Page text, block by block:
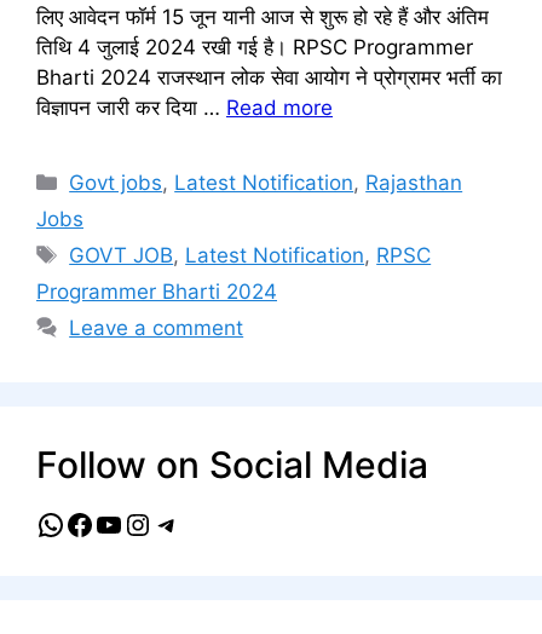
लिए आवेदन फॉर्म 15 जून यानी आज से शुरू हो रहे हैं और अंतिम
तिथि 4 जुलाई 2024 रखी गई है। RPSC Programmer
Bharti 2024 राजस्थान लोक सेवा आयोग ने प्रोग्रामर भर्ती का
विज्ञापन जारी कर दिया … Read more
Categories
Govt jobs, Latest Notification, Rajasthan
Jobs
Tags
GOVT JOB, Latest Notification, RPSC
Programmer Bharti 2024
Leave a comment
Follow on Social Media
WhatsApp
Facebook
YouTube
Instagram
Telegram